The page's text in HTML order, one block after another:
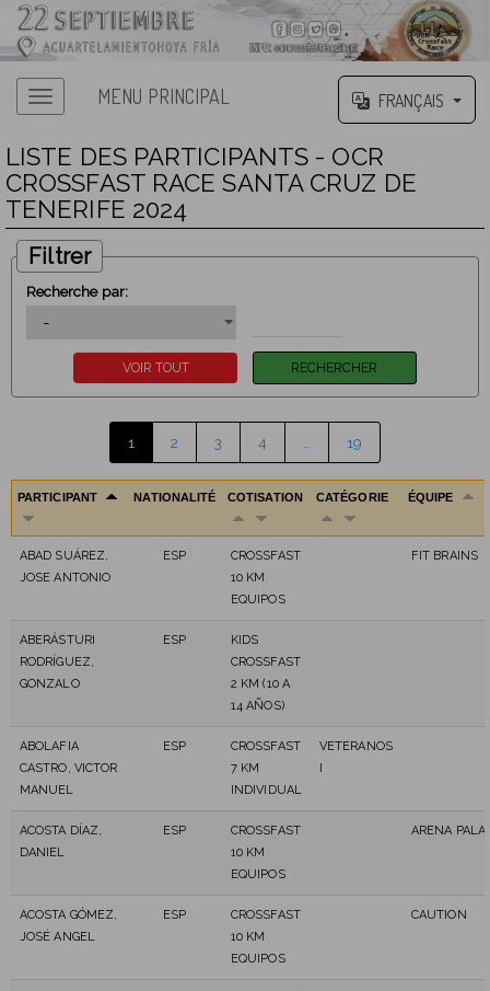
MENU PRINCIPAL FRANÇAIS
LISTE DES PARTICIPANTS - OCR
CROSSFAST RACE SANTA CRUZ DE
TENERIFE 2024
Filtrer
Recherche par:
1 2 3 4 19
PARTICIPANT NATIONALITÉ COTISATION CATÉGORIE ÉQUIPE
ABAD SUÁREZ,
JOSE ANTONIO
ESP
CROSSFAST
10 KM
EQUIPOS
FIT BRAINS
ABERÁSTURI
RODRÍGUEZ,
GONZALO
ESP
KIDS
CROSSFAST
2 KM (10 A
14 AÑOS)
ABOLAFIA
CASTRO, VICTOR
MANUEL
ESP
CROSSFAST
7 KM
INDIVIDUAL
VETERANOS
ACOSTA DÍAZ,
DANIEL
ESP
CROSSFAST
10 KM
EQUIPOS
ARENA
ACOSTA GÓMEZ,
JOSÉ ANGEL
ESP
CROSSFAST
10 KM
EQUIPOS
CAUTION